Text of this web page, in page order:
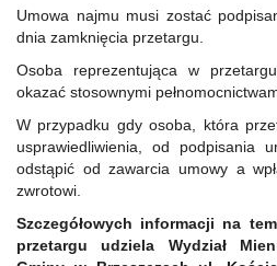
Umowa najmu musi zostać
dnia zamknięcia przetargu.
Osoba reprezentująca w
okazać stosownymi
W przypadku gdy osoba, która
usprawiedliwienia, od podpisania
odstąpić od zawarcia umowy a
zwrotowi.
Szczegółowych informacji na
przetargu udziela Wydział